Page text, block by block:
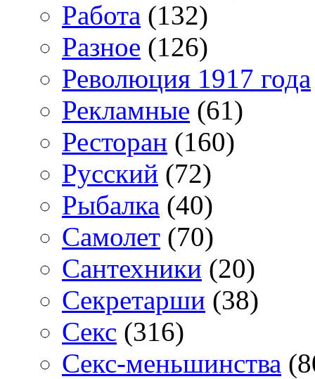
Работа (132)
Разное (126)
Революция 1917 года
Рекламные (61)
Ресторан (160)
Русский (72)
Рыбалка (40)
Самолет (70)
Сантехники (20)
Секретарши (38)
Секс (316)
Секс-меньшинства